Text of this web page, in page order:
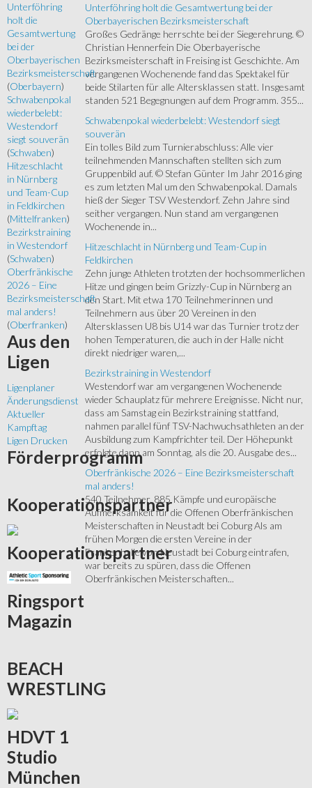
Unterföhring holt die Gesamtwertung bei der
Oberbayerischen Bezirksmeisterschaft
Großes Gedränge herrschte bei der Siegerehrung. ©
Christian Hennerfein Die Oberbayerische
Bezirksmeisterschaft in Freising ist Geschichte. Am
vergangenen Wochenende fand das Spektakel für
beide Stilarten für alle Altersklassen statt. Insgesamt
standen 521 Begegnungen auf dem Programm. 355...
Schwabenpokal wiederbelebt: Westendorf siegt
souverän
Ein tolles Bild zum Turnierabschluss: Alle vier
teilnehmenden Mannschaften stellten sich zum
Gruppenbild auf. © Stefan Günter Im Jahr 2016 ging
es zum letzten Mal um den Schwabenpokal. Damals
hieß der Sieger TSV Westendorf. Zehn Jahre sind
seither vergangen. Nun stand am vergangenen
Wochenende in...
Hitzeschlacht in Nürnberg und Team-Cup in
Feldkirchen
Zehn junge Athleten trotzten der hochsommerlichen
Hitze und gingen beim Grizzly-Cup in Nürnberg an
den Start. Mit etwa 170 Teilnehmerinnen und
Teilnehmern aus über 20 Vereinen in den
Altersklassen U8 bis U14 war das Turnier trotz der
hohen Temperaturen, die auch in der Halle nicht
direkt niedriger waren,...
Bezirkstraining in Westendorf
Westendorf war am vergangenen Wochenende
wieder Schauplatz für mehrere Ereignisse. Nicht nur,
dass am Samstag ein Bezirkstraining stattfand,
nahmen parallel fünf TSV-Nachwuchsathleten an der
Ausbildung zum Kampfrichter teil. Der Höhepunkt
erfolgte dann am Sonntag, als die 20. Ausgabe des...
Oberfränkische 2026 – Eine Bezirksmeisterschaft
mal anders!
540 Teilnehmer, 885 Kämpfe und europäische
Aufmerksamkeit für die Offenen Oberfränkischen
Meisterschaften in Neustadt bei Coburg Als am
frühen Morgen die ersten Vereine in der
Frankenhalle von Neustadt bei Coburg eintrafen,
war bereits zu spüren, dass die Offenen
Oberfränkischen Meisterschaften...
Unterföhring
holt die
Gesamtwertung
bei der
Oberbayerischen
Bezirksmeisterschaft
(Oberbayern)
Schwabenpokal
wiederbelebt:
Westendorf
siegt souverän
(Schwaben)
Hitzeschlacht
in Nürnberg
und Team-Cup
in Feldkirchen
(Mittelfranken)
Bezirkstraining
in Westendorf
(Schwaben)
Oberfränkische
2026 – Eine
Bezirksmeisterschaft
mal anders!
(Oberfranken)
Aus den
Ligen
Ligenplaner
Änderungsdienst
Aktueller
Kampftag
Ligen Drucken
Förderprogramm
Kooperationspartner
Kooperationspartner
Ringsport
Magazin
BEACH
WRESTLING
HDVT 1
Studio
München